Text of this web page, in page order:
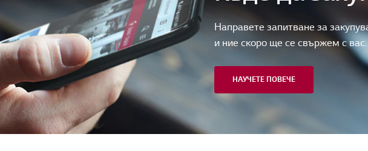
Направете запитване за
и ние скоро ще се свържем с вас.
НАУЧЕТЕ ПОВЕЧЕ